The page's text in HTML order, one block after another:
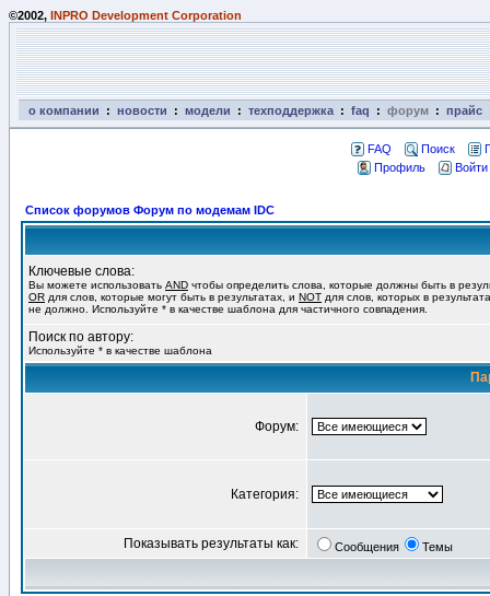
©2002, INPRO Development Corporation
о компании : новости : модели : техподдержка : faq : форум : прайс
FAQ Поиск
Профиль
Список форумов Форум по модемам IDC
Ключевые слова:
Вы можете использовать AND чтобы определить слова, которые должны быть в
OR для слов, которые могут быть в результатах, и NOT для слов, которых в
не должно. Используйте * в качестве шаблона для частичного совпадения.
Поиск по автору:
Используйте * в качестве шаблона
Форум:
Категория:
Показывать результаты как: Сообщения Темы